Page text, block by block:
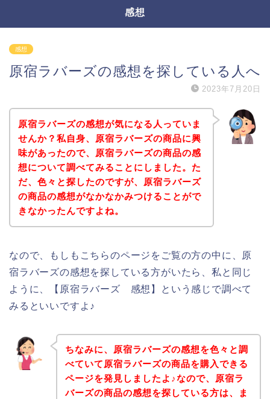
感想
感想
原宿ラバーズの感想を探している人へ
2023年7月20日
原宿ラバーズの感想が気になる人っていま
せんか？私自身、原宿ラバーズの商品に興
味があったので、原宿ラバーズの商品の感
想について調べてみることにしました。た
だ、色々と探したのですが、原宿ラバーズ
の商品の感想がなかなかみつけることがで
きなかったんですよね。
なので、もしもこちらのページをご覧の方の中に、原
宿ラバーズの感想を探している方がいたら、私と同じ
ように、【原宿ラバーズ 感想】という感じで調べて
みるといいですよ♪
ちなみに、原宿ラバーズの感想を色々と調
べていて原宿ラバーズの商品を購入できる
ページを発見しましたよ♪なので、原宿ラ
バーズの商品の感想を探している方は、ま